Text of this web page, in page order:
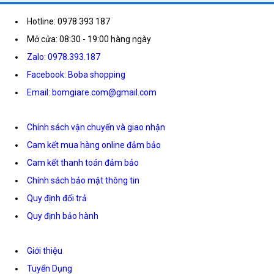
Hotline: 0978 393 187
Mở cửa: 08:30 - 19:00 hàng ngày
Zalo: 0978.393.187
Facebook: Boba shopping
Email: bomgiare.com@gmail.com
Chính sách vận chuyển và giao nhận
Cam kết mua hàng online đảm bảo
Cam kết thanh toán đảm bảo
Chính sách bảo mật thông tin
Quy định đổi trả
Quy định bảo hành
Giới thiệu
Tuyển Dụng